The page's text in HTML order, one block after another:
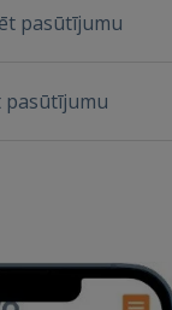
pasūtījumu
pasūtījumu